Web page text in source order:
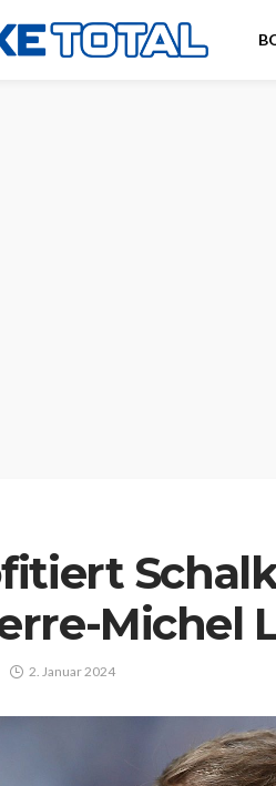
Michel
2. Januar 2024